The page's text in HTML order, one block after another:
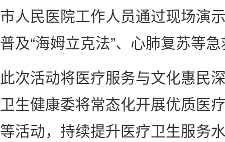
市人民医院工作人员通过现场演
普及“海姆立克法”、心肺复苏等
此次活动将医疗服务与文化惠民
卫生健康委将常态化开展优质医
等活动，持续提升医疗卫生服务